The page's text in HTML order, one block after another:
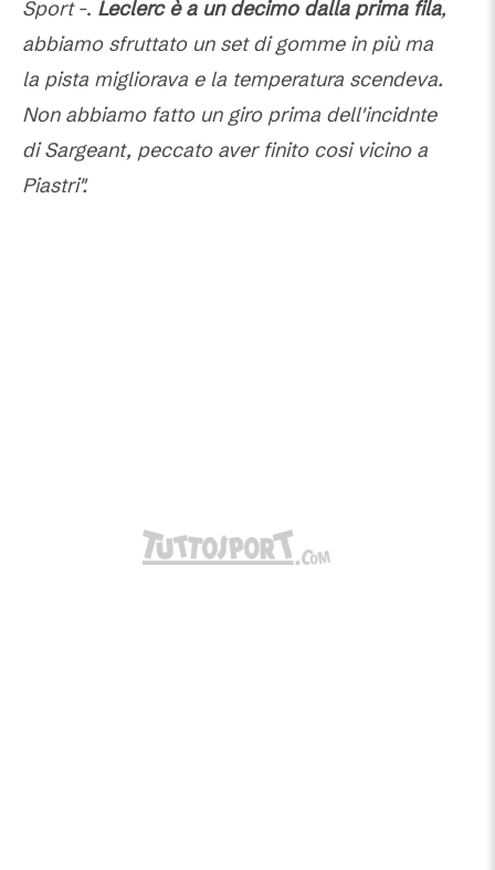
Sport-. Leclerc è a un decimo dalla prima fila,
abbiamo sfruttato un set di gomme in più ma
la pista migliorava e la temperatura scendeva.
Non abbiamo fatto un giro prima dell'incidnte
di Sargeant, peccato aver finito cosi vicino a
Piastri".